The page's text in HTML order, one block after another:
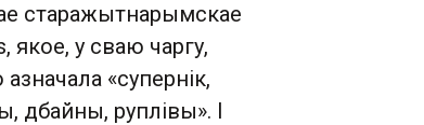
старажытнарымскае
якое, у сваю чаргу,
«супернік,
дбайны, руплівы». І